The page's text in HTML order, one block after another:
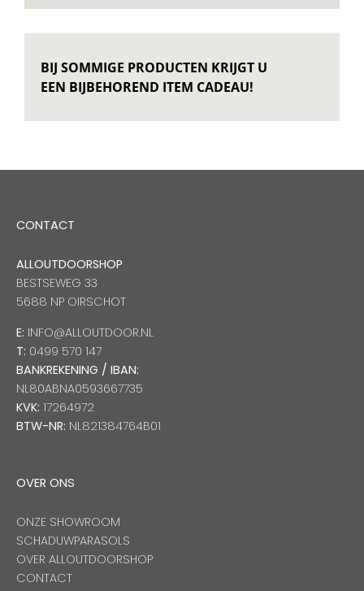
BIJ SOMMIGE PRODUCTEN KRIJGT U
EEN BIJBEHOREND ITEM CADEAU!
CONTACT
ALLOUTDOORSHOP
BESTSEWEG 33
5688 NP OIRSCHOT
E: INFO@ALLOUTDOOR.NL
T: 0499 570 147
BANKREKENING / IBAN:
NL80ABNA0593667735
KVK: 17264972
BTW-NR: NL821384764B01
OVER ONS
ONZE SHOWROOM
SCHADUWPARASOLS
OVER ALLOUTDOORSHOP
CONTACT